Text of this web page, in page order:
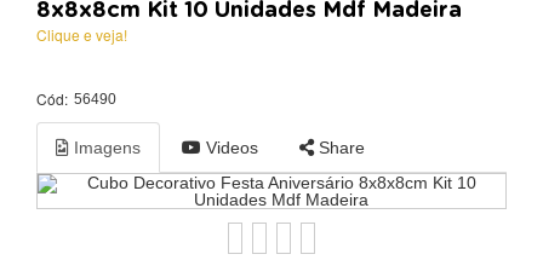
8x8x8cm Kit 10 Unidades Mdf Madeira
Clique e veja!
Cód: 56490
Imagens Videos Share